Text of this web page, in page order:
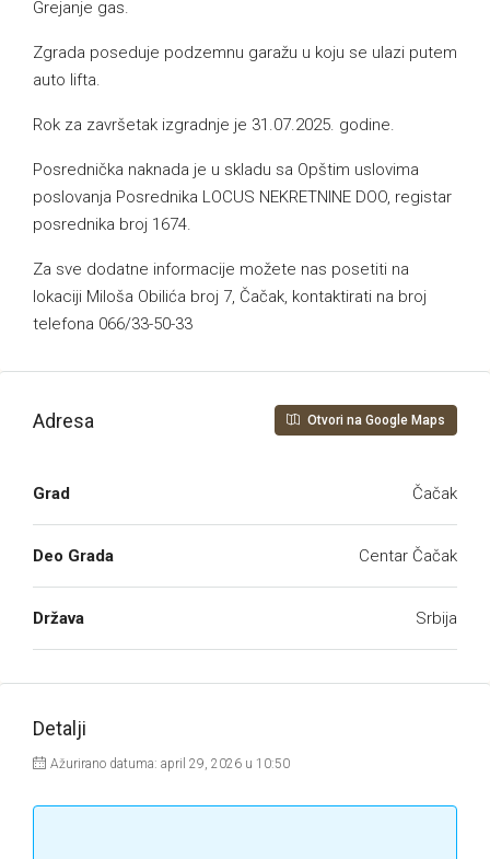
Grejanje gas.
Zgrada poseduje podzemnu garažu u koju se ulazi putem
auto lifta.
Rok za završetak izgradnje je 31.07.2025. godine.
Posrednička naknada je u skladu sa Opštim uslovima
poslovanja Posrednika LOCUS NEKRETNINE DOO, registar
posrednika broj 1674.
Za sve dodatne informacije možete nas posetiti na
lokaciji Miloša Obilića broj 7, Čačak, kontaktirati na broj
telefona 066/33-50-33
Adresa Otvori na Google Maps
Grad Čačak
Deo Grada Centar Čačak
Država Srbija
Detalji
Ažurirano datuma: april 29, 2026 u 10:50